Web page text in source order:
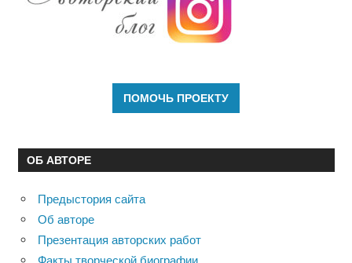
ОБ АВТОРЕ
Предыстория сайта
Об авторе
Презентация авторских работ